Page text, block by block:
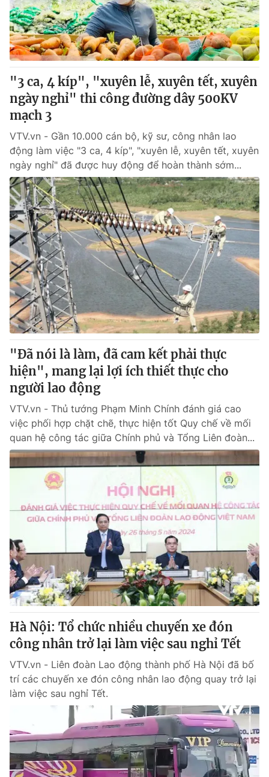
"3 ca, 4 kíp", "xuyên lễ, xuyên tết, xuyên
ngày nghỉ" thi công đường dây 500KV
mạch 3
VTV.vn - Gần 10.000 cán bộ, kỹ sư, công nhân lao
động làm việc "3 ca, 4 kíp", "xuyên lễ, xuyên tết, xuyên
ngày nghỉ" đã được huy động để hoàn thành sớm...
"Đã nói là làm, đã cam kết phải thực
hiện", mang lại lợi ích thiết thực cho
người lao động
VTV.vn - Thủ tướng Phạm Minh Chính đánh giá cao
việc phối hợp chặt chẽ, thực hiện tốt Quy chế về mối
quan hệ công tác giữa Chính phủ và Tổng Liên đoàn...
Hà Nội: Tổ chức nhiều chuyến xe đón
công nhân trở lại làm việc sau nghỉ Tết
VTV.vn - Liên đoàn Lao động thành phố Hà Nội đã bố
trí các chuyến xe đón công nhân lao động quay trở lại
làm việc sau nghỉ Tết.